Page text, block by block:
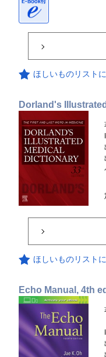
ほしいものリスト
Dorland's
ほしいものリスト
Echo Manual, 4th